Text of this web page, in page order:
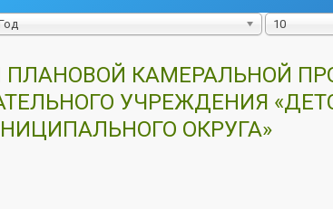
10
ПЛАНОВОЙ КАМЕРАЛЬНОЙ
УЧРЕЖДЕНИЯ
ОКРУГА»